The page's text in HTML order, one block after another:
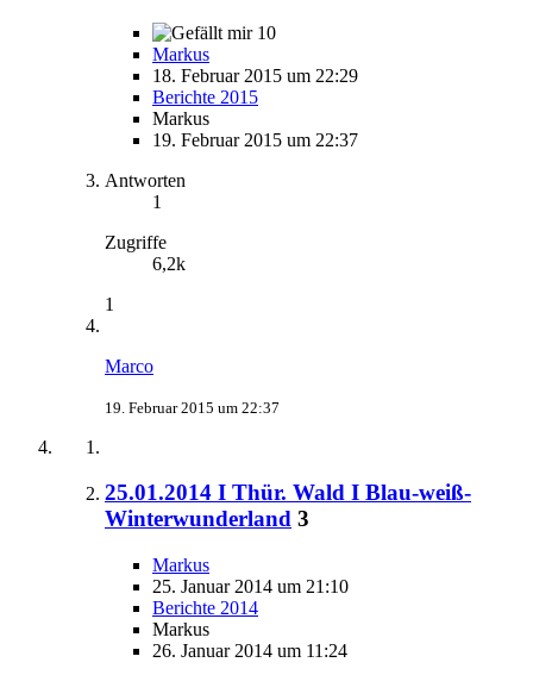
10
Markus
18. Februar 2015 um 22:29
Berichte 2015
Markus
19. Februar 2015 um 22:37
Antworten
1
Zugriffe
6,2k
1
Marco
19. Februar 2015 um 22:37
25.01.2014 I Thür. Wald I Blau-weiß-
Winterwunderland 3
Markus
25. Januar 2014 um 21:10
Berichte 2014
Markus
26. Januar 2014 um 11:24